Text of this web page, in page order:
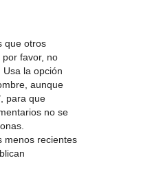
que otros
favor, no
la opción
aunque
para que
no se
menos recientes